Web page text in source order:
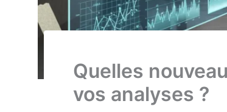
Quelles
vos analyses ?